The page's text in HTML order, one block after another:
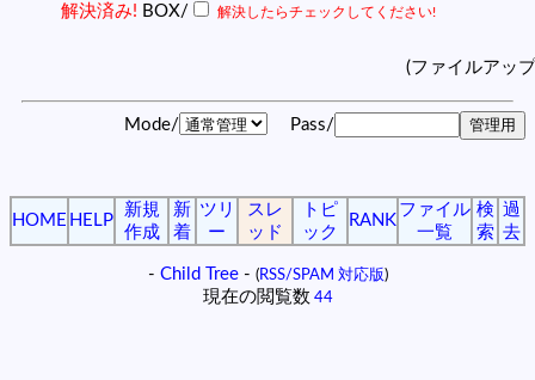
解決済み! BOX/ 解決したらチェックしてください!
(ファイルアッ
Mode/ Pass/
HOME HELP
新規
作成
新
着
ツリ
ー
スレ
ッド
トピ
ック
RANK
ファイル
一覧
検
索
過
去
- Child Tree- (RSS/SPAM 対応版)
現在の閲覧数 44